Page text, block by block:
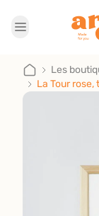
Les boutiques
Je suis artisan
Les
La Tour